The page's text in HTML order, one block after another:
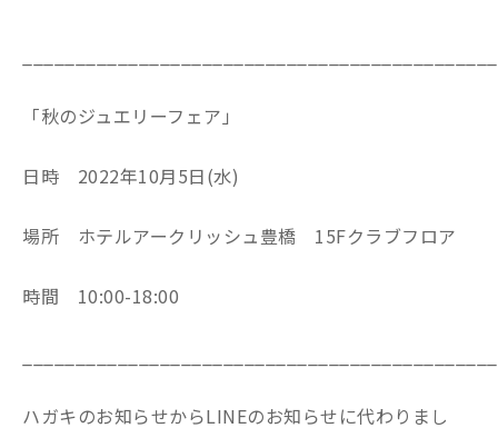
「秋のジュエリーフェア」
日時 2022年10月5日(水)
場所 ホテルアークリッシュ豊橋 15Fクラブフロア
時間 10:00-18:00
ハガキのお知らせからLINEのお知らせに代わりまし